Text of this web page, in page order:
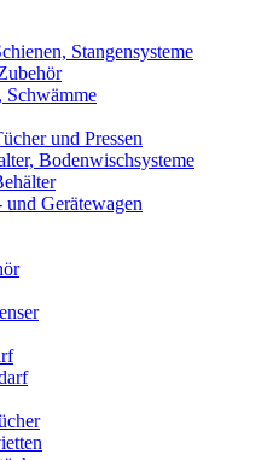
Stangensysteme
Schwämme
und Pressen
Bodenwischsysteme
Gerätewagen